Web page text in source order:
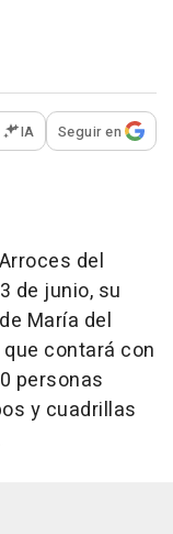
opciones para
IA Seguir en
del
de junio, su
María del
contará con
personas
y cuadrillas